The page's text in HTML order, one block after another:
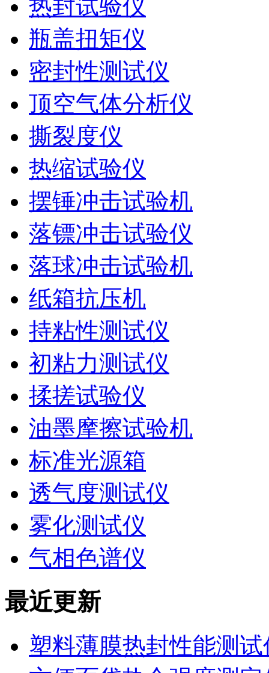
热封试验仪
瓶盖扭矩仪
密封性测试仪
顶空气体分析仪
撕裂度仪
热缩试验仪
摆锤冲击试验机
落镖冲击试验仪
落球冲击试验机
纸箱抗压机
持粘性测试仪
初粘力测试仪
揉搓试验仪
油墨摩擦试验机
标准光源箱
透气度测试仪
雾化测试仪
气相色谱仪
最近更新
塑料薄膜热封性能测